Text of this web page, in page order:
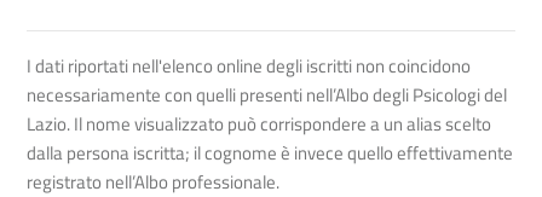
I dati riportati nell'elenco online degli iscritti non coincidono
necessariamente con quelli presenti nell’Albo degli Psicologi del
Lazio. Il nome visualizzato può corrispondere a un alias scelto
dalla persona iscritta; il cognome è invece quello effettivamente
registrato nell’Albo professionale.